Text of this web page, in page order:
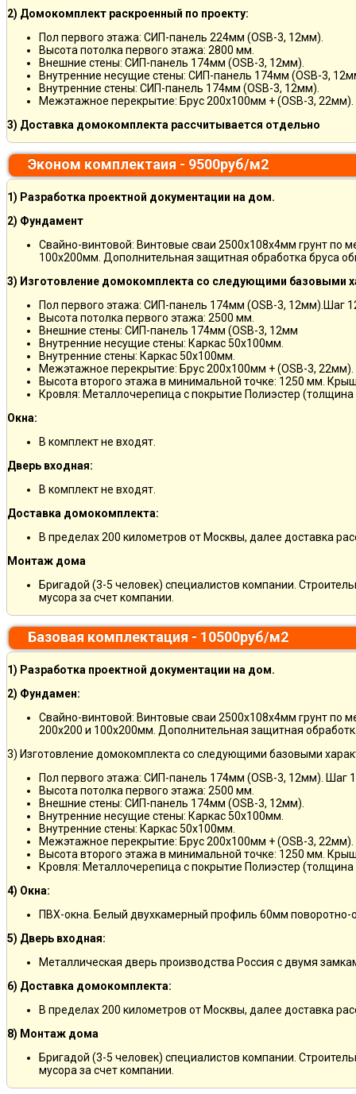
2) Домокомплект раскроенный по проекту:
Пол первого этажа: СИП-панель 224мм (OSB-3, 12мм).
Высота потолка первого этажа: 2800 мм.
Внешние стены: СИП-панель 174мм (OSB-3, 12мм).
Внутренние несущие стены: СИП-панель 174мм (OSB-3,
Внутренние стены: СИП-панель 174мм (OSB-3, 12мм).
Межэтажное перекрытие: Брус 200х100мм + (OSB-3, 22мм).
3) Доставка домокомплекта рассчитывается отдельно
Эконом комплектаия - 9500руб/м2
1) Разработка проектной документации на дом.
2) Фундамент
Свайно-винтовой: Винтовые сваи 2500х108х4мм грунт по
100х200мм. Дополнительная защитная обработка бруса
3) Изготовление домокомплекта со следующими базовыми
Пол первого этажа: СИП-панель 174мм (OSB-3, 12мм).Шаг
Высота потолка первого этажа: 2500 мм.
Внешние стены: СИП-панель 174мм (OSB-3, 12мм
Внутренние несущие стены: Каркас 50х100мм.
Внутренние стены: Каркас 50х100мм.
Межэтажное перекрытие: Брус 200х100мм + (OSB-3, 22мм).
Высота второго этажа в минимальной точке: 1250 мм.
Кровля: Металлочерепица с покрытие Полиэстер
Окна:
В комплект не входят.
Дверь входная:
В комплект не входят.
Доставка домокомплекта:
В пределах 200 километров от Москвы, далее доставка
Монтаж дома
Бригадой (3-5 человек) специалистов компании.
мусора за счет компании.
Базовая комплектация - 10500руб/м2
1) Разработка проектной документации на дом.
2) Фундамен:
Свайно-винтовой: Винтовые сваи 2500х108х4мм грунт по
200х200 и 100х200мм. Дополнительная защитная
3) Изготовление домокомплекта со следующими базовыми
Пол первого этажа: СИП-панель 174мм (OSB-3, 12мм). Шаг
Высота потолка первого этажа: 2500 мм.
Внешние стены: СИП-панель 174мм (OSB-3, 12мм).
Внутренние несущие стены: Каркас 50х100мм.
Внутренние стены: Каркас 50х100мм.
Межэтажное перекрытие: Брус 200х100мм + (OSB-3, 22мм).
Высота второго этажа в минимальной точке: 1250 мм.
Кровля: Металлочерепица с покрытие Полиэстер
4) Окна:
ПВХ-окна. Белый двухкамерный профиль 60мм поворотно-
5) Дверь входная:
Металлическая дверь производства Россия с двумя
6) Доставка домокомплекта:
В пределах 200 километров от Москвы, далее доставка
8) Монтаж дома
Бригадой (3-5 человек) специалистов компании.
мусора за счет компании.